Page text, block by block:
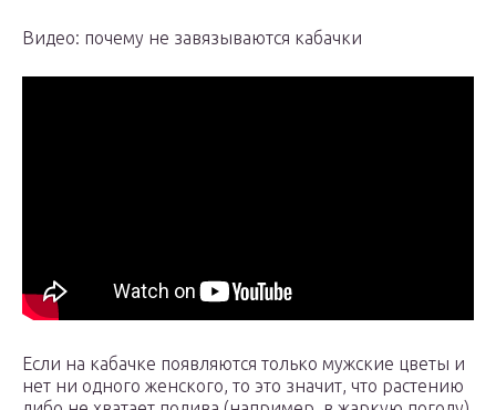
Видео: почему не завязываются кабачки
Если на кабачке появляются только мужские цветы и
нет ни одного женского, то это значит, что растению